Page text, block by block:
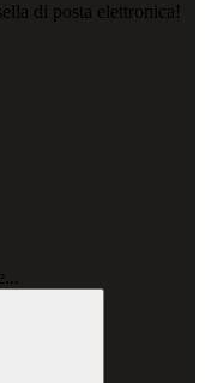
di posta elettronica!